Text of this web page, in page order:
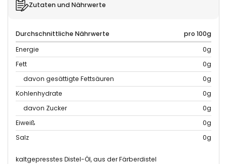
Zutaten und Nährwerte
Durchschnittliche Nährwerte
pro 100g
Energie
0g
Fett
0g
davon gesättigte Fettsäuren
0g
Kohlenhydrate
0g
davon Zucker
0g
Eiweiß
0g
Salz
0g
kaltgepresstes Distel-Öl, aus der Färberdistel